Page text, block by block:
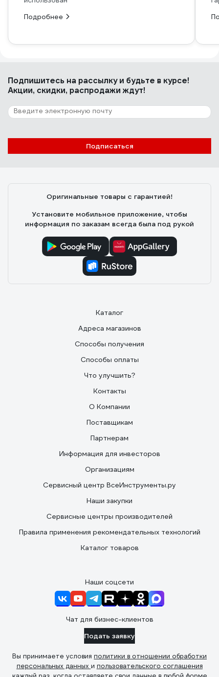
Подробнее
Подпишитесь на рассылкуи будьте в курсе!
Акции, скидки, распродажи ждут!
Подписаться
Оригинальные товары с гарантией!
Установите мобильное приложение, чтобы
информация по заказам всегда была под рукой
Каталог
Адреса магазинов
Способы получения
Способы оплаты
Что улучшить?
Контакты
О Компании
Поставщикам
Партнерам
Информация для инвесторов
Организациям
Сервисный центр ВсеИнструменты.ру
Наши закупки
Сервисные центры производителей
Правила применения рекомендательных технологий
Каталог товаров
Наши соцсети
Чат для бизнес-клиентов
Подать заявку
Вы принимаете условия политики в отношении обработки
персональных данных и пользовательского соглашения